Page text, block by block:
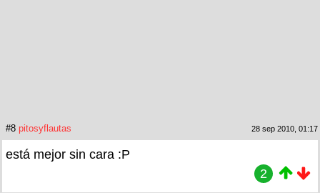
#8 pitosyflautas 28 sep 2010, 01:17
está mejor sin cara :P
2